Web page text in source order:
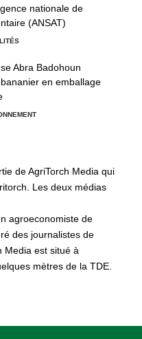
nationale de
(ANSAT)
Abra Badohoun
en emballage
de AgriTorch Media qui
Les deux médias
agroeconomiste de
des journalistes de
Media est situé à
mètres de la TDE.